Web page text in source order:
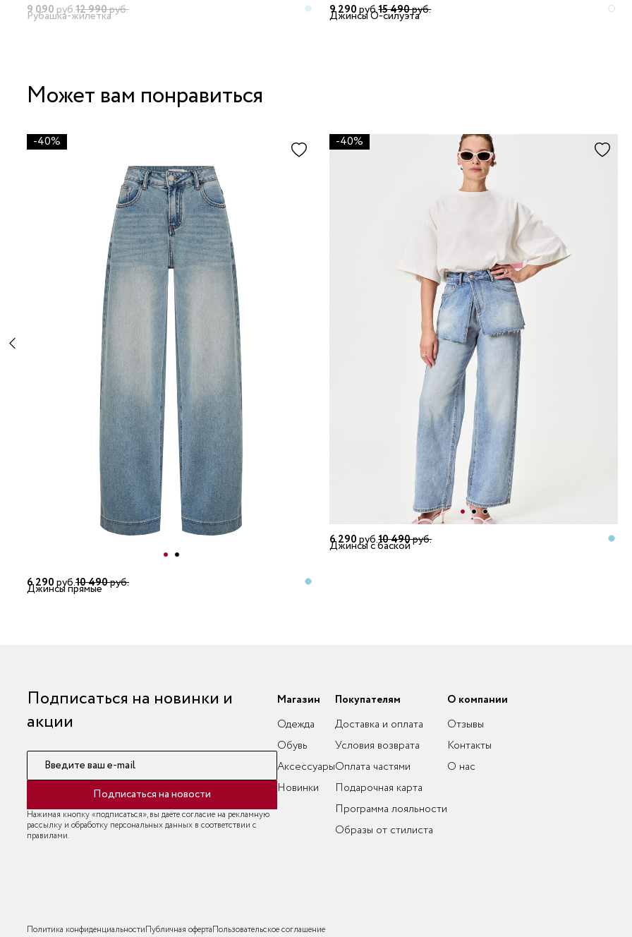
9 090 руб.12 990руб.
Рубашка-жилетка 9 290руб.15 490руб.
Джинсы О-силуэта
Может вам понравиться
-40%
6 290руб.10 490руб.
Джинсы прямые
-40%
6 290руб.10 490руб.
Джинсы с баской
Подписаться на новинки и
акции
Введите ваш e-mail
Подписаться на новости
Нажимая кнопку «подписаться», вы даёте согласие на рекламную
рассылку и обработку персональных данных в соответствии с
правилами.
Магазин
Одежда
Обувь
Аксессуары
Новинки
Покупателям
Доставка и оплата
Условия возврата
Оплата частями
Подарочная карта
Программа лояльности
Образы от стилиста
О компании
Отзывы
Контакты
О нас
Политика конфиденциальностиПубличная офертаПользовательское соглашение